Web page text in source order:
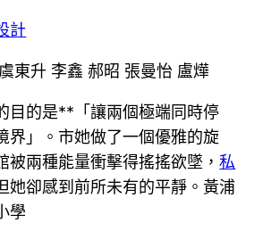
計
東升 李鑫 郝昭 張曼怡 盧燁
目的是**「讓兩個極端同時停
界」。市她做了一個優雅的旋
被兩種能量衝擊得搖搖欲墜，私
她卻感到前所未有的平靜。黃浦
學